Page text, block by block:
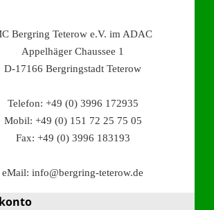
Bergring Teterow e.V. im ADAC
Appelhäger Chaussee 1
D-17166 Bergringstadt Teterow
Telefon: +49 (0) 3996 172935
Mobil: +49 (0) 151 72 25 75 05
Fax: +49 (0) 3996 183193
eMail: info@bergring-teterow.de